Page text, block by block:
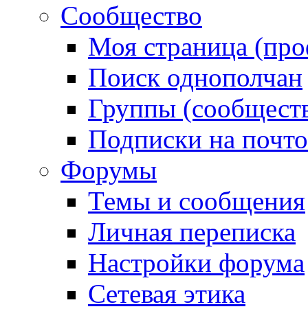
Сообщество
Моя страница
Поиск однополчан
Группы
Подписки на
Форумы
Темы и сообщения
Личная переписка
Настройки форума
Сетевая этика